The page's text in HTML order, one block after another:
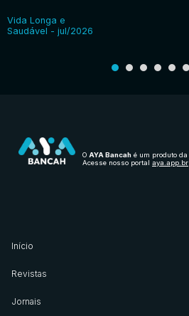
Vida Longa e
Saudável - jul/2026
O AYA Bancah é um produto da
Acesse nosso portal aya.app.br
Início
Revistas
Jornais